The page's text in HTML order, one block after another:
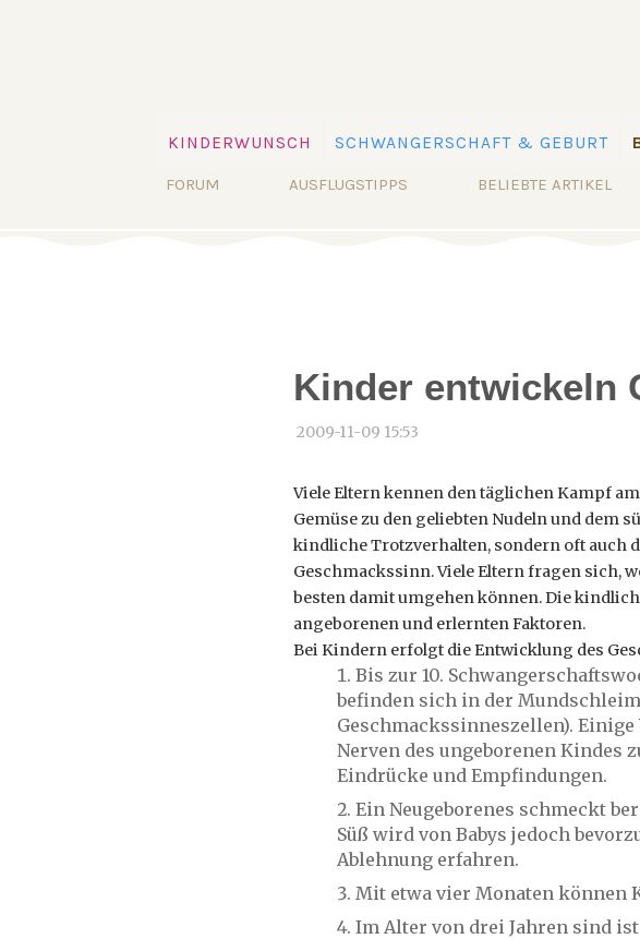
überspringen
KINDERWUNSCH SCHWANGERSCHAFT & GEBURT
Navigation
FORUM AUSFLUGSTIPPS BELIEBTE ARTIKEL
Kinder entwickeln
2009-11-09 15:53
Viele Eltern kennen den täglichen Kampf
Gemüse zu den geliebten Nudeln und dem
kindliche Trotzverhalten, sondern oft auch
Geschmackssinn. Viele Eltern fragen sich,
besten damit umgehen können. Die
angeborenen und erlernten Faktoren.
Bei Kindern erfolgt die Entwicklung des
Bis zur 10.
befinden sich in der
Geschmackssinneszellen).
Nerven des ungeborenen Kindes
Eindrücke und Empfindungen.
Ein Neugeborenes schmeckt
Süß wird von Babys jedoch
Ablehnung erfahren.
Mit etwa vier Monaten können
Im Alter von drei Jahren sind